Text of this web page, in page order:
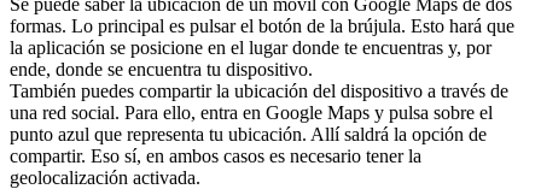
formas. Lo principal es pulsar el botón de la brújula. Esto hará que
la aplicación se posicione en el lugar donde te encuentras y, por
ende, donde se encuentra tu dispositivo.
También puedes compartir la ubicación del dispositivo a través de
una red social. Para ello, entra en Google Maps y pulsa sobre el
punto azul que representa tu ubicación. Allí saldrá la opción de
compartir. Eso sí, en ambos casos es necesario tener la
geolocalización activada.